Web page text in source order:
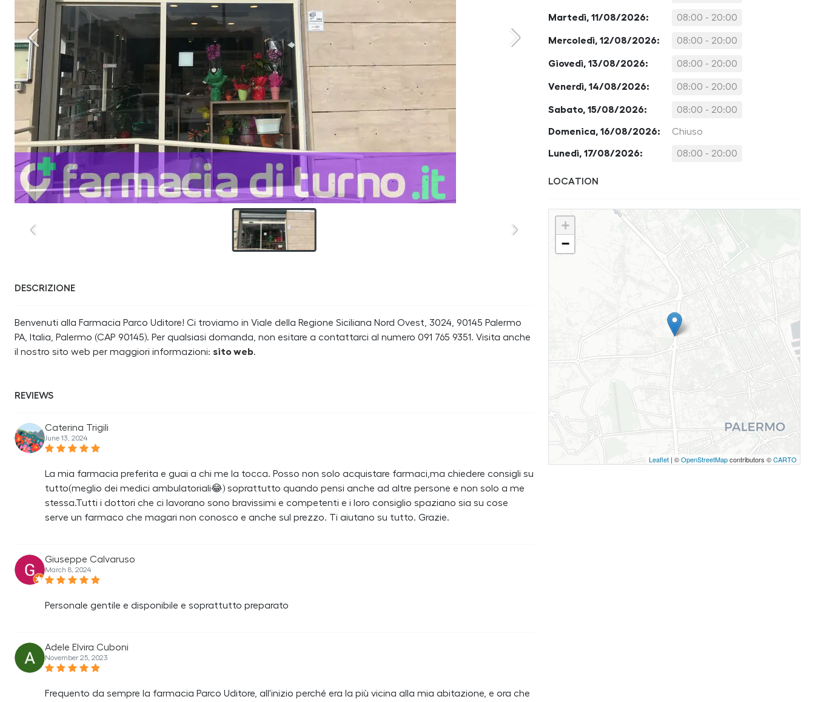
DESCRIZIONE
Benvenuti alla Farmacia Parco Uditore! Ci troviamo in Viale della Regione Siciliana Nord Ovest, 3024, 90145 Palermo
PA, Italia, Palermo (CAP 90145). Per qualsiasi domanda, non esitare a contattarci al numero 091 765 9351. Visita anche
il nostro sito web per maggiori informazioni: sito web.
REVIEWS
Caterina Trigili
June 13, 2024
La mia farmacia preferita e guai a chi me la tocca. Posso non solo acquistare farmaci,ma chiedere consigli su
tutto(meglio dei medici ambulatoriali😂) soprattutto quando pensi anche ad altre persone e non solo a me
stessa.Tutti i dottori che ci lavorano sono bravissimi e competenti e i loro consiglio spaziano sia su cose
serve un farmaco che magari non conosco e anche sul prezzo. Ti aiutano su tutto. Grazie.
Giuseppe Calvaruso
March 8, 2024
Personale gentile e disponibile e soprattutto preparato
Adele Elvira Cuboni
November 25, 2023
Frequento da sempre la farmacia Parco Uditore, all'inizio perché era la più vicina alla mia abitazione, e ora che
Martedì, 11/08/2026: 08:00 - 20:00
Mercoledì, 12/08/2026: 08:00 - 20:00
Giovedì, 13/08/2026: 08:00 - 20:00
Venerdì, 14/08/2026: 08:00 - 20:00
Sabato, 15/08/2026: 08:00 - 20:00
Domenica, 16/08/2026: Chiuso
Lunedì, 17/08/2026: 08:00 - 20:00
LOCATION
+
−
Leaflet | ©OpenStreetMapcontributors ©CARTO